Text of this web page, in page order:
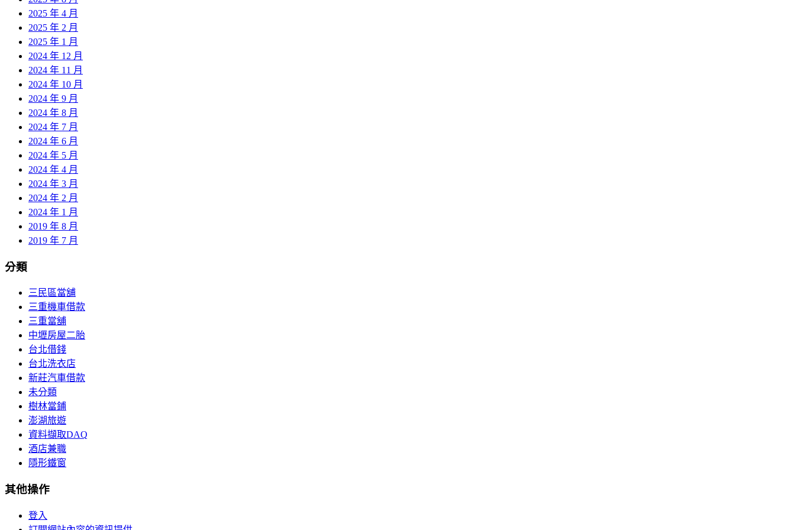
2025 年 4 月
2025 年 2 月
2025 年 1 月
2024 年 12 月
2024 年 11 月
2024 年 10 月
2024 年 9 月
2024 年 8 月
2024 年 7 月
2024 年 6 月
2024 年 5 月
2024 年 4 月
2024 年 3 月
2024 年 2 月
2024 年 1 月
2019 年 8 月
2019 年 7 月
分類
三民區當舖
三重機車借款
三重當舖
中壢房屋二胎
台北借錢
台北洗衣店
新莊汽車借款
未分類
樹林當鋪
澎湖旅遊
資料擷取DAQ
酒店兼職
隱形鐵窗
其他操作
登入